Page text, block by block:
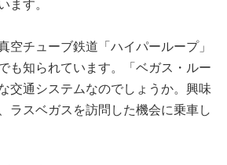
ます。
空チューブ鉄道「ハイパーループ」
も知られています。「ベガス・ルー
交通システムなのでしょうか。興味
ラスベガスを訪問した機会に乗車し